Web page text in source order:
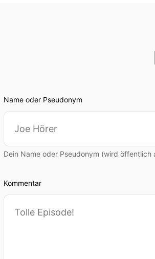
Name oder Pseudonym
Dein Name oder Pseudonym (wird öffentlich
Kommentar